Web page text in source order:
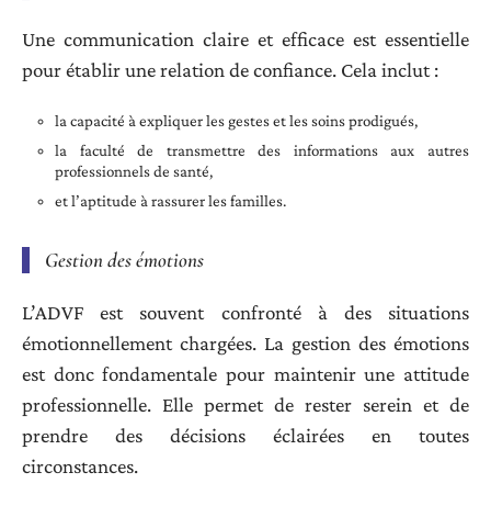
Une communication claire et efficace est essentielle
pour établir une relation de confiance. Cela inclut :
la capacité à expliquer les gestes et les soins prodigués,
la faculté de transmettre des informations aux autres
professionnels de santé,
et l’aptitude à rassurer les familles.
Gestion des émotions
L’ADVF est souvent confronté à des situations
émotionnellement chargées. La gestion des émotions
est donc fondamentale pour maintenir une attitude
professionnelle. Elle permet de rester serein et de
prendre des décisions éclairées en toutes
circonstances.